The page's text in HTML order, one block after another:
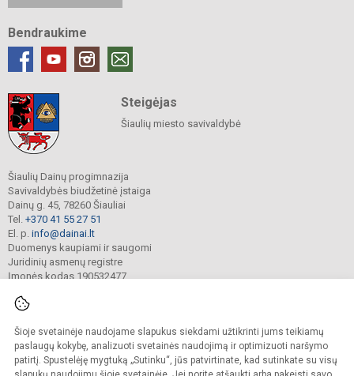
Šioje svetainėje naudojame slapukus siekdami užtikrinti jums teikiamų
paslaugų kokybę, analizuoti svetainės naudojimą ir optimizuoti naršymo
patirtį. Spustelėję mygtuką „Sutinku“, jūs patvirtinate, kad sutinkate su visų
Bendraukime
Steigėjas
Šiaulių miesto savivaldybė
Šiaulių Dainų progimnazija
Savivaldybės biudžetinė įstaiga
Dainų g. 45, 78260 Šiauliai
Tel. +370 41 55 27 51
El. p. info@dainai.lt
Duomenys kaupiami ir saugomi
Juridinių asmenų registre
Įmonės kodas 190532477
© 2023. Šiaulių Dainų progimnazija. Visos teisės saugomos.
Kopijuoti turinį be raštiško gimnazijos sutikimo griežtai draudžiama.
Prieinamumo paraiška Slapukų politika